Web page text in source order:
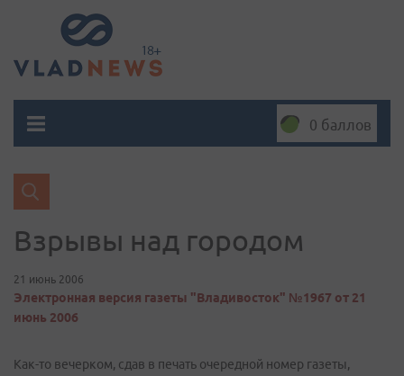
0 баллов
Взрывы над городом
21 июнь 2006
Электронная версия газеты "Владивосток" №1967 от 21
июнь 2006
Как-то вечерком, сдав в печать очередной номер газеты,